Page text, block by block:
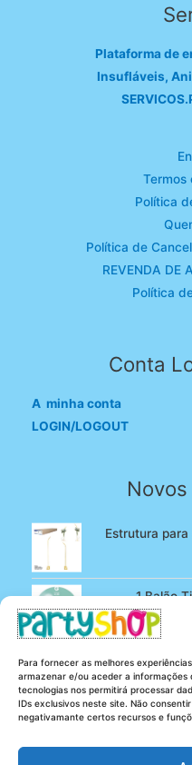
Para fornecer as melhores
armazenar e/ou aceder a informações
tecnologias nos permitirá processar
IDs exclusivos neste site. Não
negativamante certos recursos e
Plataforma de
Insufláveis,
Termos
Política
Política de
REVENDA DE
Política
Conta
A minha conta
LOGIN/LOGOUT
Estrutura
1 Balão
100 Balões